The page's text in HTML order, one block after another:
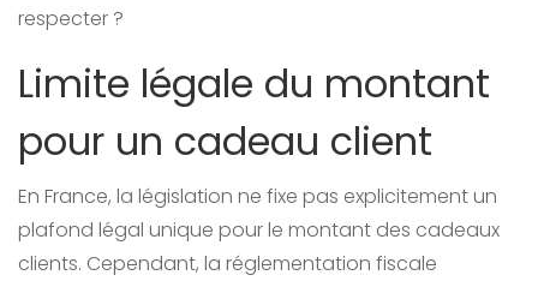
respecter ?
Limite légale du montant
pour un cadeau client
En France, la législation ne fixe pas explicitement un
plafond légal unique pour le montant des cadeaux
clients. Cependant, la réglementation fiscale